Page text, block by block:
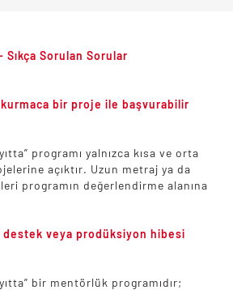
Sıkça Sorulan Sorular
bir proje ile başvurabilir
programı yalnızca kısa ve orta
açıktır. Uzun metraj ya da
programın değerlendirme alanına
destek veya prodüksiyon hibesi
bir mentörlük programıdır;